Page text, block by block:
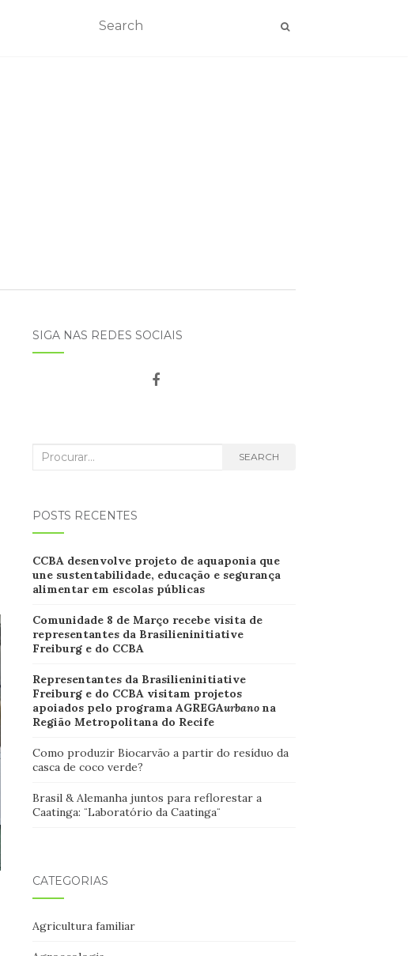
SIGA NAS REDES SOCIAIS
Search
SEARCH
POSTS RECENTES
CCBA desenvolve projeto de aquaponia que
une sustentabilidade, educação e segurança
alimentar em escolas públicas
Comunidade 8 de Março recebe visita de
representantes da Brasilieninitiative
Freiburg e do CCBA
Representantes da Brasilieninitiative
Freiburg e do CCBA visitam projetos
apoiados pelo programa AGREGAurbanona
Região Metropolitana do Recife
Como produzir Biocarvão a partir do resíduo da
casca de coco verde?
Brasil & Alemanha juntos para reflorestar a
Caatinga: ¨Laboratório da Caatinga¨
CATEGORIAS
Agricultura familiar